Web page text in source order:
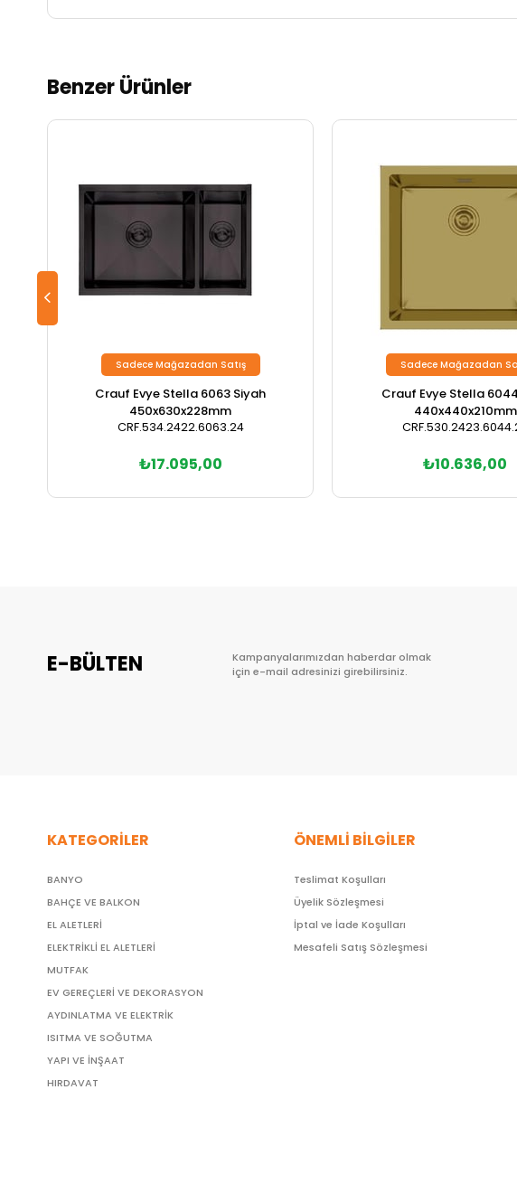
Benzer Ürünler
Crauf Evye Stella 6063 Siyah
450x630x228mm
CRF.534.2422.6063.24
₺17.095,00
Sadece Mağazadan Satış
Crauf Evye Stella
440x440x210mm
₺10.636,00
Sadece Mağazadan
E-BÜLTEN
Kampanyalarımızdan haberdar olmak
için e-mail adresinizi girebilirsiniz.
KATEGORİLER
BANYO
BAHÇE VE BALKON
EL ALETLERİ
ELEKTRİKLİ EL ALETLERİ
MUTFAK
EV GEREÇLERİ VE DEKORASYON
AYDINLATMA VE ELEKTRİK
ISITMA VE SOĞUTMA
YAPI VE İNŞAAT
HIRDAVAT
ÖNEMLİ BİLGİLER
Teslimat Koşulları
Üyelik Sözleşmesi
İptal ve İade Koşulları
Mesafeli Satış Sözleşmesi